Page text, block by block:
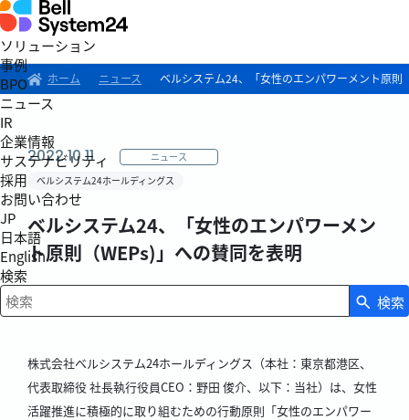
ソリューション
事例
BPO
ニュース
IR
企業情報
サステナビリティ
採用
お問い合わせ
JP
日本語
English
検索
検索キーワード入力
検索
ホーム ニュース ベルシステム24、「女性のエンパワーメント原則
2022.10.11
ニュース
ベルシステム24ホールディングス
ベルシステム24、「女性のエンパワーメン
ト原則（WEPs)」への賛同を表明
株式会社ベルシステム24ホールディングス（本社：東京都港区、
代表取締役 社長執行役員CEO：野田 俊介、以下：当社）は、女性
活躍推進に積極的に取り組むための行動原則「女性のエンパワー